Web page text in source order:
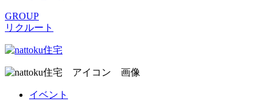
GROUP
リクルート
イベント